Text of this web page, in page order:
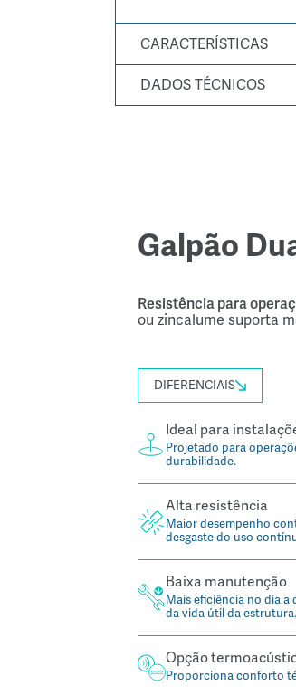
CARACTERÍSTICAS
DADOS TÉCNICOS
Galpão
Resistência para
ou zincalume suporta
DIFERENCIAIS
Ideal para
Projetado para
durabilidade.
Alta resistência
Maior desempenho
desgaste do uso
Baixa manutenção
Mais eficiência no dia
da vida útil da estrutura.
Opção
Proporciona conforto